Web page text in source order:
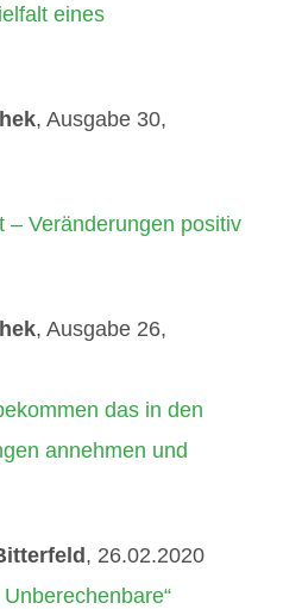
eines
, Ausgabe 30,
– Veränderungen positiv
, Ausgabe 26,
das in den
annehmen und
, 26.02.2020